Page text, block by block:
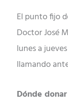
El punto fijo
Doctor José
lunes a
llamando
Dónde